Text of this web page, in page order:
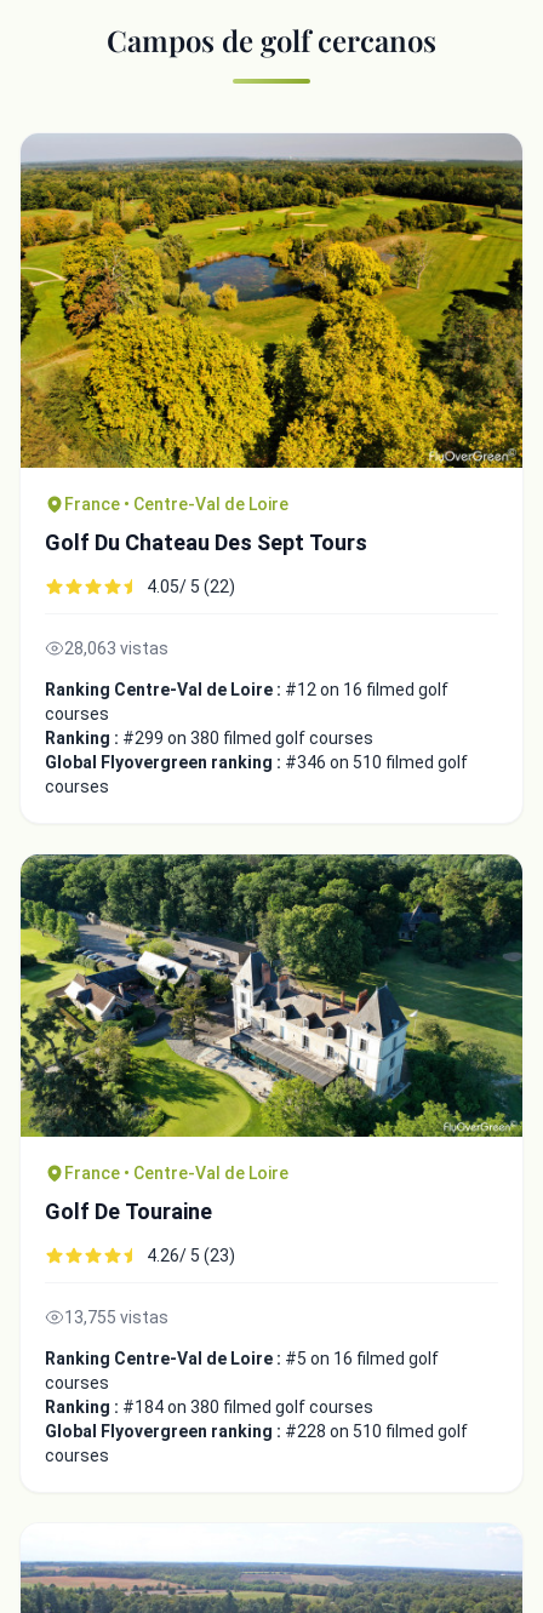
Campos de golf cercanos
France • Centre-Val de Loire
Golf Du Chateau Des Sept Tours
4.05/ 5 (22)
28,063 vistas
Ranking Centre-Val de Loire : #12 on 16 filmed golf
courses
Ranking : #299 on 380 filmed golf courses
Global Flyovergreen ranking : #346 on 510 filmed golf
courses
France • Centre-Val de Loire
Golf De Touraine
4.26/ 5 (23)
13,755 vistas
Ranking Centre-Val de Loire : #5 on 16 filmed golf
courses
Ranking : #184 on 380 filmed golf courses
Global Flyovergreen ranking : #228 on 510 filmed golf
courses